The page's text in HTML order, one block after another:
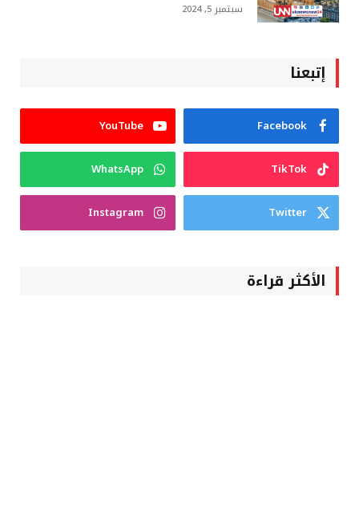
سبتمبر 5, 2024
إتبعنا
Facebook
YouTube
TikTok
WhatsApp
Twitter
Instagram
الأكثر قراءة